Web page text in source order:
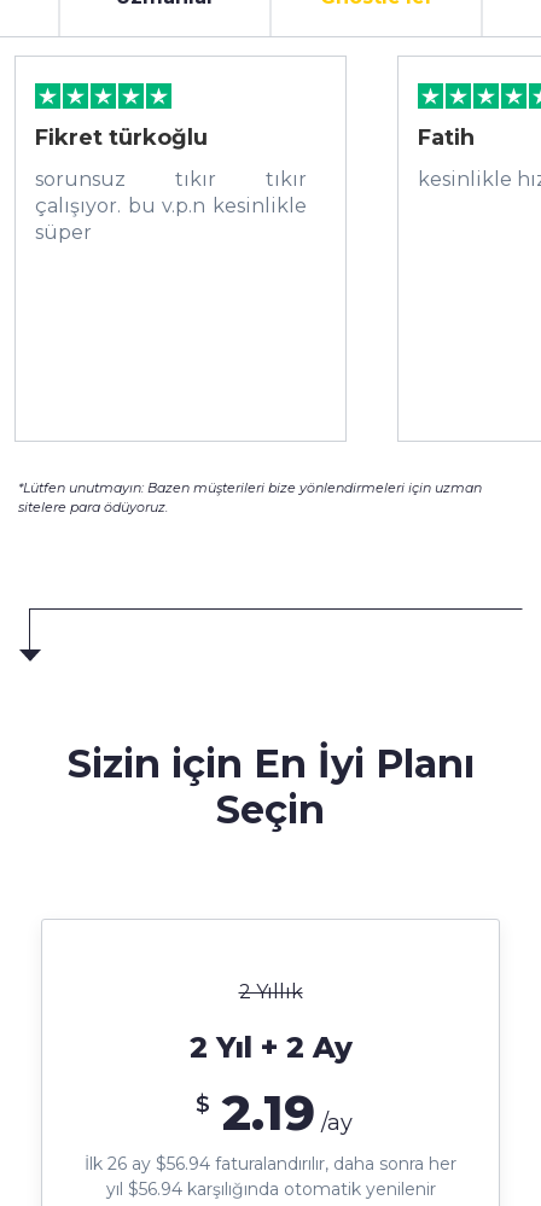
Fikret türkoğlu
sorunsuz tıkır tıkır
çalışıyor. bu v.p.n kesinlikle
süper
Fatih
kesinlikle
*Lütfen unutmayın: Bazen müşterileri bize yönlendirmeleri için uzman
sitelere para ödüyoruz.
Sizin için En İyi Planı
Seçin
2 Yıllık
2 Yıl + 2 Ay
$ 2.19 /ay
İlk 26 ay $56.94 faturalandırılır, daha sonra her
yıl $56.94 karşılığında otomatik yenilenir